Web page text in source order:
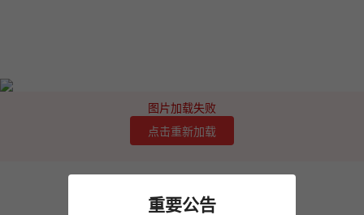
图片加载失败
点击重新加载
重要公告